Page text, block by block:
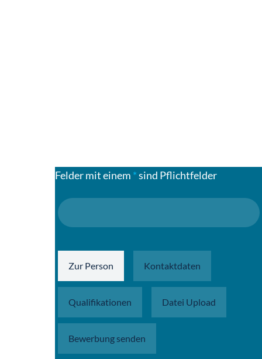
Felder mit einem *sind Pflichtfelder
Zur Person Kontaktdaten
Qualifikationen Datei Upload
Bewerbung senden